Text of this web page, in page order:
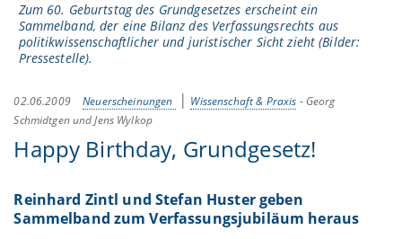
Zum 60. Geburtstag des Grundgesetzes erscheint ein
Sammelband, der eine Bilanz des Verfassungsrechts aus
politikwissenschaftlicher und juristischer Sicht zieht (Bilder:
Pressestelle).
02.06.2009 Neuerscheinungen Wissenschaft & Praxis - Georg
Schmidtgen und Jens Wylkop
Happy Birthday, Grundgesetz!
Reinhard Zintl und Stefan Huster geben
Sammelband zum Verfassungsjubiläum heraus